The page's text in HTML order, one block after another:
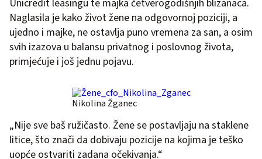
Unicredit leasingu te majka četverogodišnjih blizanaca.
Naglasila je kako život žene na odgovornoj poziciji, a
ujedno i majke, ne ostavlja puno vremena za san, a osim
svih izazova u balansu privatnog i poslovnog života,
primjećuje i još jednu pojavu.
Nikolina Žganec
„Nije sve baš ružičasto. Žene se postavljaju na staklene
litice, što znači da dobivaju pozicije na kojima je teško
uopće ostvariti zadana očekivanja.“